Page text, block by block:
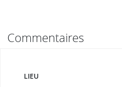
Commentaires
LIEU